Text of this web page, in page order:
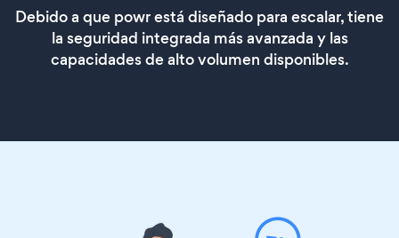
Debido a que powr está diseñado para escalar, tiene
la seguridad integrada más avanzada y las
capacidades de alto volumen disponibles.